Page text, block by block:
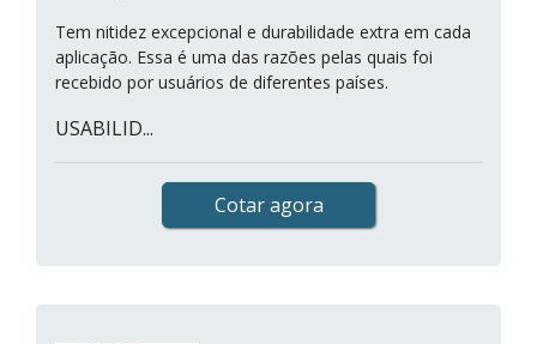
Tem nitidez excepcional e durabilidade extra em cada
aplicação. Essa é uma das razões pelas quais foi
recebido por usuários de diferentes países.
USABILID...
Cotar agora